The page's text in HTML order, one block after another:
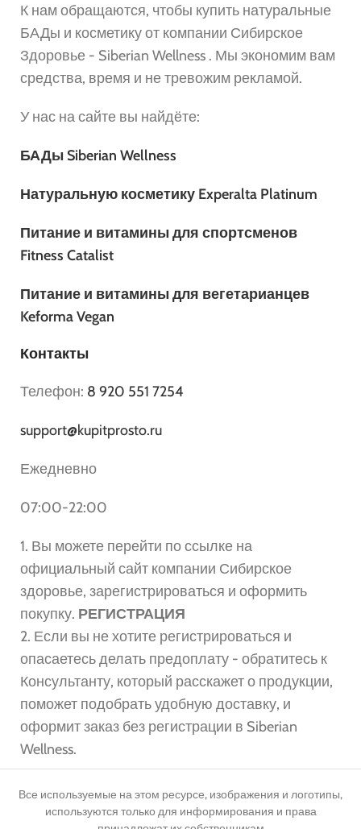
К нам обращаются, чтобы купить натуральные
БАДы и косметику от компании Сибирское
Здоровье - Siberian Wellness . Мы экономим вам
средства, время и не тревожим рекламой.
У нас на сайте вы найдёте:
БАДы Siberian Wellness
Натуральную косметику Experalta Platinum
Питание и витамины для спортсменов
Fitness Catalist
Питание и витамины для вегетарианцев
Keforma Vegan
Контакты
Телефон: 8 920 551 7254
support@kupitprosto.ru
Ежедневно
07:00-22:00
1. Вы можете перейти по ссылке на
официальный сайт компании Сибирское
здоровье, зарегистрироваться и оформить
покупку. РЕГИСТРАЦИЯ
2. Если вы не хотите регистрироваться и
опасаетесь делать предоплату - обратитесь к
Консультанту, который расскажет о продукции,
поможет подобрать удобную доставку, и
оформит заказ без регистрации в Siberian
Wellness.
Все используемые на этом ресурсе, изображения и логотипы,
используются только для информирования и права